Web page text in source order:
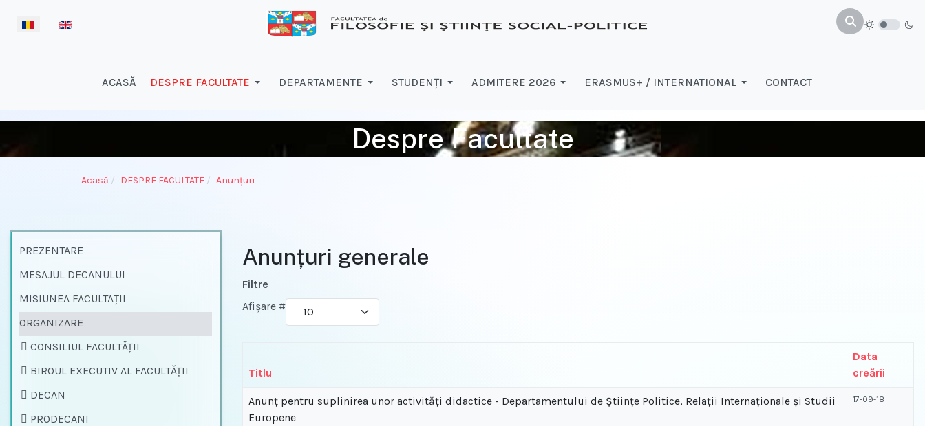
Selectați limba dvs
ACASĂ DESPRE FACULTATE DEPARTAMENTE STUDENŢI ADMITERE 2026 ERASMUS+ / INTERNATIONAL CONTACT
Despre Facultate
Acasă DESPRE FACULTATE Anunțuri
Anunțuri generale
Filtre
Afișare #
Titlu
Data
creării
Anunţ pentru suplinirea unor activităţi didactice - Departamentului de Ştiinţe Politice, Relaţii Internaţionale şi Studii
Europene
17-09-18
PREZENTARE
MESAJUL DECANULUI
MISIUNEA FACULTAȚII
ORGANIZARE
CONSILIUL FACULTĂŢII
BIROUL EXECUTIV AL FACULTĂŢII
DECAN
PRODECANI